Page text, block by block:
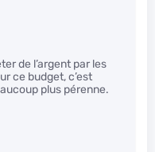
de l’argent par les
ce budget, c’est
plus pérenne.